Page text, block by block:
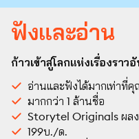
ฟังและอ่าน
ก้าวเข้าสู่โลกแห่งเรื่องรา
อ่านและฟังได้มากเท่าที่
มากกว่า 1 ล้านชื่อ
Storytel Originals ผล
199บ./ด.